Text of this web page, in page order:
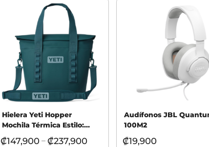
Hielera Yeti Hopper
Mochila Térmica Estilo:
M15
₡147,900– ₡237,900
Audífonos JBL
100M2
₡19,900